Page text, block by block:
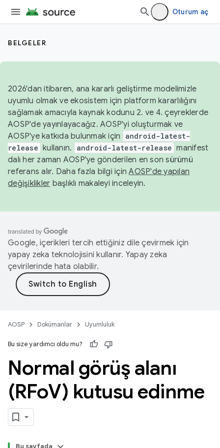
Oturum aç
BELGELER
2026'dan itibaren, ana kararlı geliştirme modelimizle
uyumlu olmak ve ekosistem için platform kararlılığını
sağlamak amacıyla kaynak kodunu 2. ve 4. çeyreklerde
AOSP'de yayınlayacağız. AOSP'yi oluşturmak ve
AOSP'ye katkıda bulunmak için
android-latest-
release kullanın. android-latest-release manifest
dalı her zaman AOSP'ye gönderilen en son sürümü
referans alır. Daha fazla bilgi içinAOSP'de yapılan
değişiklikler başlıklı makaleyi inceleyin.
Google, içerikleri tercih ettiğiniz dile çevirmek için
yapay zeka teknolojisini kullanır. Yapay zeka
çevirilerinde hata olabilir.
AOSP Dokümanlar Uyumluluk
Bu size yardımcı oldu mu?
Normal görüş alanı
(RFoV) kutusu edinme
Bu sayfada